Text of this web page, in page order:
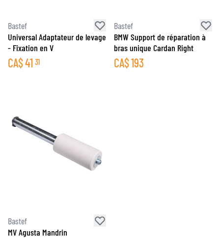
Bastef
Universal Adaptateur de levage
- Fixation en V
CA$41 31
Bastef
BMW Support de réparation à
bras unique Cardan Right
CA$193
Bastef
MV Agusta Mandrin